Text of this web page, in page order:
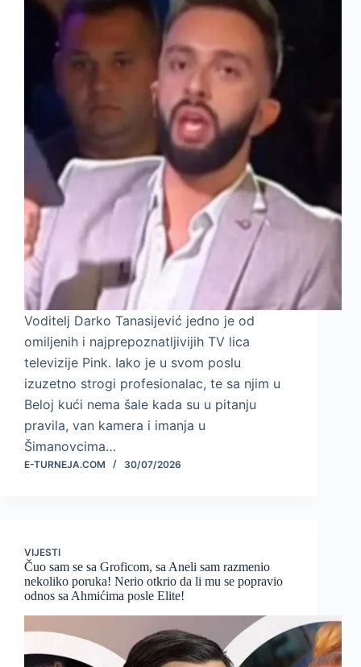
Voditelj Darko Tanasijević jedno je od
omiljenih i najprepoznatljivijih TV lica
televizije Pink. Iako je u svom poslu
izuzetno strogi profesionalac, te sa njim u
Beloj kući nema šale kada su u pitanju
pravila, van kamera i imanja u
Šimanovcima…
E-TURNEJA.COM 30/07/2026
VIJESTI
Čuo sam se sa Groficom, sa Aneli sam razmenio
nekoliko poruka! Nerio otkrio da li mu se popravio
odnos sa Ahmićima posle Elite!